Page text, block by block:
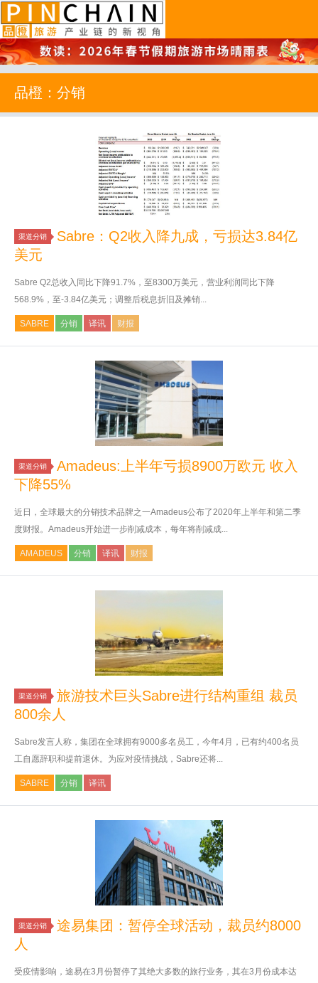
品橙旅游
品橙：分销
渠道分销
Sabre：Q2收入降九成，亏损达3.84亿
美元
Sabre Q2总收入同比下降91.7%，至8300万美元，营业利润同比下降
568.9%，至-3.84亿美元；调整后税息折旧及摊销...
SABRE 分销 译讯 财报
渠道分销
Amadeus:上半年亏损8900万欧元 收入
下降55%
近日，全球最大的分销技术品牌之一Amadeus公布了2020年上半年和第二季
度财报。Amadeus开始进一步削减成本，每年将削减成...
AMADEUS 分销 译讯 财报
渠道分销
旅游技术巨头Sabre进行结构重组 裁员
800余人
Sabre发言人称，集团在全球拥有9000多名员工，今年4月，已有约400名员
工自愿辞职和提前退休。为应对疫情挑战，Sabre还将...
SABRE 分销 译讯
渠道分销
途易集团：暂停全球活动，裁员约8000
人
受疫情影响，途易在3月份暂停了其绝大多数的旅行业务，其在3月份成本达